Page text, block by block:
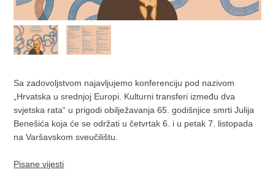
Sa zadovoljstvom najavljujemo konferenciju pod nazivom
„Hrvatska u srednjoj Europi. Kulturni transferi između dva
svjetska rata“ u prigodi obilježavanja 65. godišnjice smrti Julija
Benešića koja će se održati u četvrtak 6. i u petak 7. listopada
na Varšavskom sveučilištu.
Pisane vijesti